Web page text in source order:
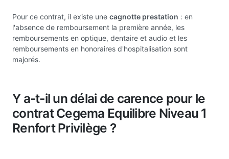
Pour ce contrat, il existe une cagnotte prestation : en
l'absence de remboursement la première année, les
remboursements en optique, dentaire et audio et les
remboursements en honoraires d'hospitalisation sont
majorés.
Y a-t-il un délai de carence pour le
contrat Cegema Equilibre Niveau 1
Renfort Privilège ?